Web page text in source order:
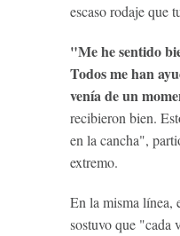
escaso rodaje que
"Me he sentido
Todos me han
venía de un
recibieron bien.
en la cancha",
extremo.
En la misma línea,
sostuvo que "cada